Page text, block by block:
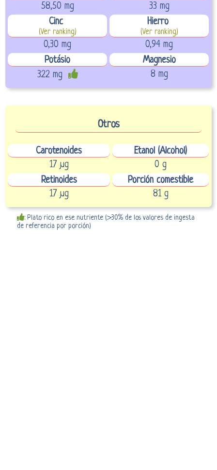
58,50 mg
33 mg
Cinc
(Ver ranking)
Hierro
(Ver ranking)
0,30 mg
0,94 mg
Potásio
Magnesio
322 mg
8 mg
Otros
Carotenoides
Etanol (Alcohol)
17 µg
0 g
Retinoides
Porción comestible
17 µg
81 g
: Plato rico en ese nutriente (>30% de los valores de ingesta
de referencia por porción)